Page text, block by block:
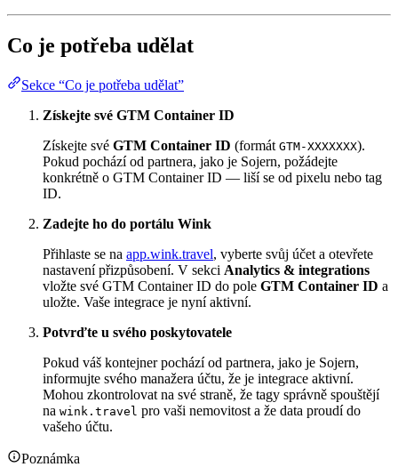
Co je potřeba udělat
Sekce “Co je potřeba udělat”
Získejte své GTM Container ID
Získejte své GTM Container ID (formát GTM-XXXXXXX).
Pokud pochází od partnera, jako je Sojern, požádejte
konkrétně o GTM Container ID — liší se od pixelu nebo tag
ID.
Zadejte ho do portálu Wink
Přihlaste se na app.wink.travel, vyberte svůj účet a otevřete
nastavení přizpůsobení. V sekci Analytics & integrations
vložte své GTM Container ID do pole GTM Container ID a
uložte. Vaše integrace je nyní aktivní.
Potvrďte u svého poskytovatele
Pokud váš kontejner pochází od partnera, jako je Sojern,
informujte svého manažera účtu, že je integrace aktivní.
Mohou zkontrolovat na své straně, že tagy správně spouštějí
na wink.travel pro vaši nemovitost a že data proudí do
vašeho účtu.
Poznámka